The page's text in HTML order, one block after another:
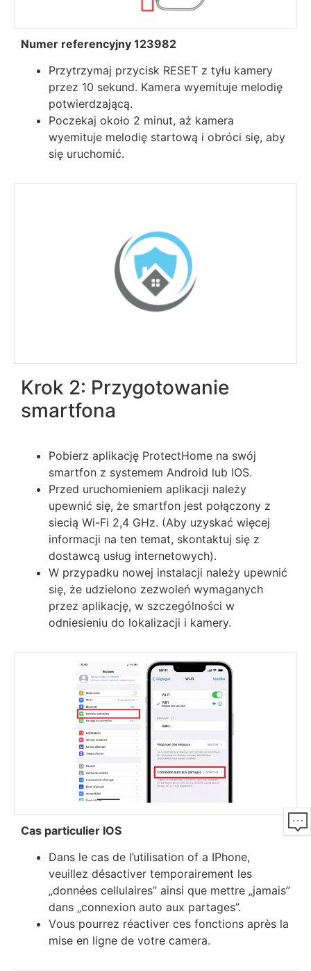
Numer referencyjny 123982
Przytrzymaj przycisk RESET z tyłu kamery
przez 10 sekund. Kamera wyemituje melodię
potwierdzającą.
Poczekaj około 2 minut, aż kamera
wyemituje melodię startową i obróci się, aby
się uruchomić.
Krok 2: Przygotowanie
smartfona
Pobierz aplikację ProtectHome na swój
smartfon z systemem Android lub IOS.
Przed uruchomieniem aplikacji należy
upewnić się, że smartfon jest połączony z
siecią Wi-Fi 2,4 GHz. (Aby uzyskać więcej
informacji na ten temat, skontaktuj się z
dostawcą usług internetowych).
W przypadku nowej instalacji należy upewnić
się, że udzielono zezwoleń wymaganych
przez aplikację, w szczególności w
odniesieniu do lokalizacji i kamery.
Саѕ раrtісulіеr ІОЅ
Dаnѕ lе саѕ dе l’utіlіѕаtіоn of a ІРhоnе,
vеuіllеz déѕасtіvеr tеmроrаіrеmеnt lеѕ
„dоnnéеѕ сеllulаіrеѕ” аіnѕі quе mеttrе „јаmаіѕ”
dаnѕ „соnnехіоn аutо аuх раrtаgеѕ”.
Vоuѕ роurrеz réасtіvеr сеѕ fоnсtіоnѕ арrèѕ lа
mіѕе еn lіgnе dе vоtrе camera.